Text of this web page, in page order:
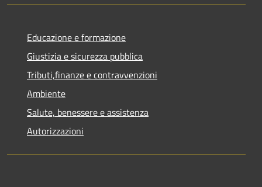
Educazione e formazione
Giustizia e sicurezza pubblica
Tributi,finanze e contravvenzioni
Ambiente
Salute, benessere e assistenza
Autorizzazioni